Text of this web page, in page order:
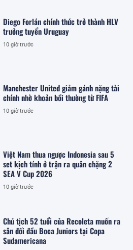
Diego Forlán chính thức trở thành HLV
trưởng tuyển Uruguay
10 giờ trước
Manchester United giảm gánh nặng tài
chính nhờ khoản bồi thường từ FIFA
10 giờ trước
Việt Nam thua ngược Indonesia sau 5
set kịch tính ở trận ra quân chặng 2
SEA V Cup 2026
10 giờ trước
Chủ tịch 52 tuổi của Recoleta muốn ra
sân đối đầu Boca Juniors tại Copa
Sudamericana